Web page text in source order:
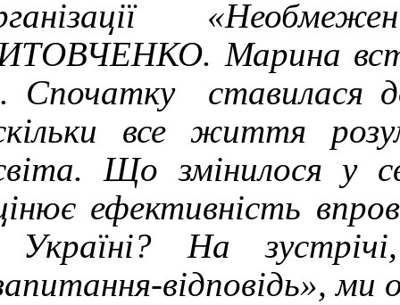
Марина
Спочатку ставилася
все життя
Що змінилося у
ефективність
На
відповідь»,